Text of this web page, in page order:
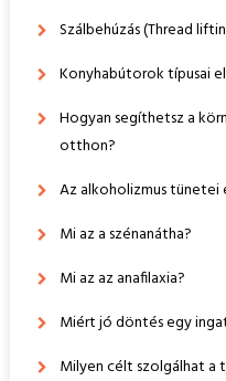
Szálbehúzás (Thread
Konyhabútorok típusai
Hogyan segíthetsz a
otthon?
Az alkoholizmus tünetei
Mi az a szénanátha?
Mi az az anafilaxia?
Miért jó döntés egy
Milyen célt szolgálhat a